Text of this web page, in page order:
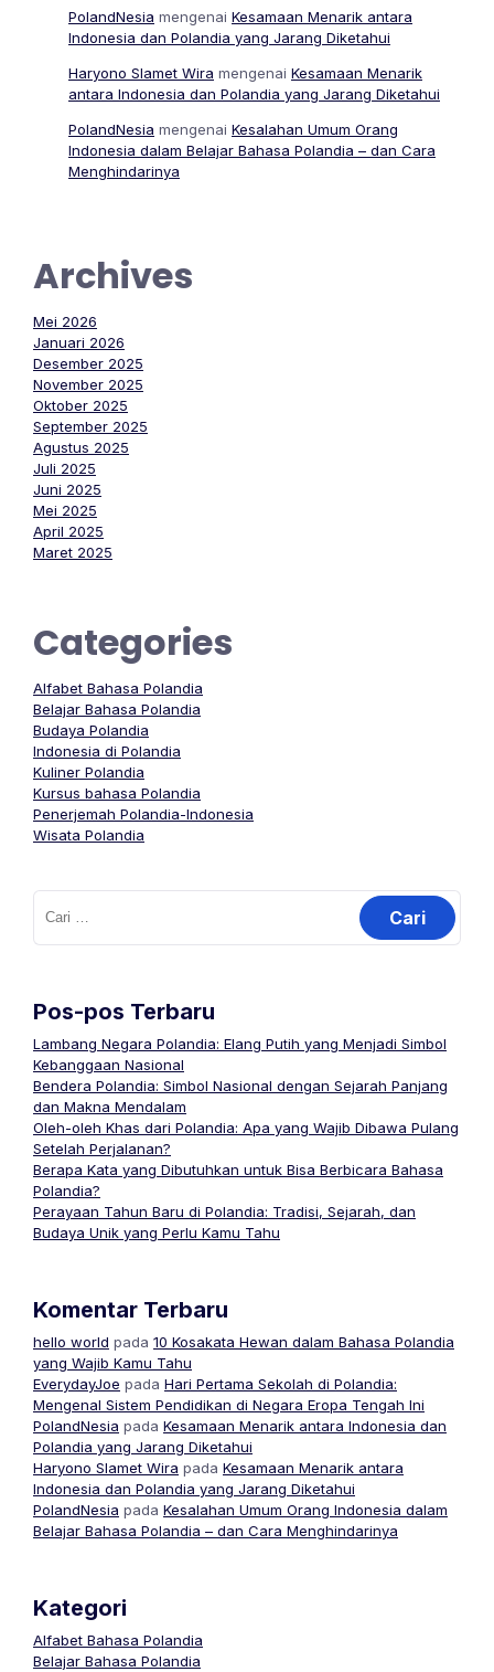
PolandNesia mengenai Kesamaan Menarik antara
Indonesia dan Polandia yang Jarang Diketahui
Haryono Slamet Wira mengenai Kesamaan Menarik
antara Indonesia dan Polandia yang Jarang Diketahui
PolandNesia mengenai Kesalahan Umum Orang
Indonesia dalam Belajar Bahasa Polandia – dan Cara
Menghindarinya
Archives
Mei 2026
Januari 2026
Desember 2025
November 2025
Oktober 2025
September 2025
Agustus 2025
Juli 2025
Juni 2025
Mei 2025
April 2025
Maret 2025
Categories
Alfabet Bahasa Polandia
Belajar Bahasa Polandia
Budaya Polandia
Indonesia di Polandia
Kuliner Polandia
Kursus bahasa Polandia
Penerjemah Polandia-Indonesia
Wisata Polandia
Cari
untuk:
Pos-pos Terbaru
Lambang Negara Polandia: Elang Putih yang Menjadi Simbol
Kebanggaan Nasional
Bendera Polandia: Simbol Nasional dengan Sejarah Panjang
dan Makna Mendalam
Oleh-oleh Khas dari Polandia: Apa yang Wajib Dibawa Pulang
Setelah Perjalanan?
Berapa Kata yang Dibutuhkan untuk Bisa Berbicara Bahasa
Polandia?
Perayaan Tahun Baru di Polandia: Tradisi, Sejarah, dan
Budaya Unik yang Perlu Kamu Tahu
Komentar Terbaru
hello world pada 10 Kosakata Hewan dalam Bahasa Polandia
yang Wajib Kamu Tahu
EverydayJoe pada Hari Pertama Sekolah di Polandia:
Mengenal Sistem Pendidikan di Negara Eropa Tengah Ini
PolandNesia pada Kesamaan Menarik antara Indonesia dan
Polandia yang Jarang Diketahui
Haryono Slamet Wira pada Kesamaan Menarik antara
Indonesia dan Polandia yang Jarang Diketahui
PolandNesia pada Kesalahan Umum Orang Indonesia dalam
Belajar Bahasa Polandia – dan Cara Menghindarinya
Kategori
Alfabet Bahasa Polandia
Belajar Bahasa Polandia